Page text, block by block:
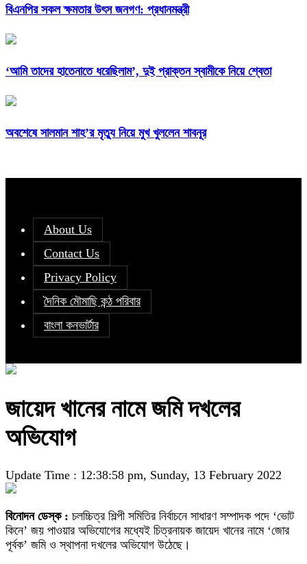
বিএনপির সকল ক্ষমতার উৎস জনগণ: প্রধানমন্ত্রী
‘আমি তাদের হাতেনাতে ধরেছিলাম’, দুই প্রাক্তন স্বামীকে নিয়ে শ্বেতা
অবশেষে সালমান শাহ’র মৃত্যু নিয়ে মুখ খুললেন শাবনূর
About Us
Contact Us
Privacy Policy
দৈনিক মৌমাছি কন্ঠ পরিবার
বাংলা কনভার্টার
জায়েদ খানের নামে জমি দখলের
অভিযোগ
Update Time : 12:38:58 pm, Sunday, 13 February 2022
বিনোদন ডেস্ক : চলচ্চিত্র শিল্পী সমিতির নির্বাচনে সাধারণ সম্পাদক পদে ‘ভোট
কিনে’ জয় পাওয়ার অভিযোগের মধ্যেই চিত্রনায়ক জায়েদ খানের নামে ‘জোর
পূর্বক’ জমি ও স্থাপনা দখলের অভিযোগ উঠেছে।